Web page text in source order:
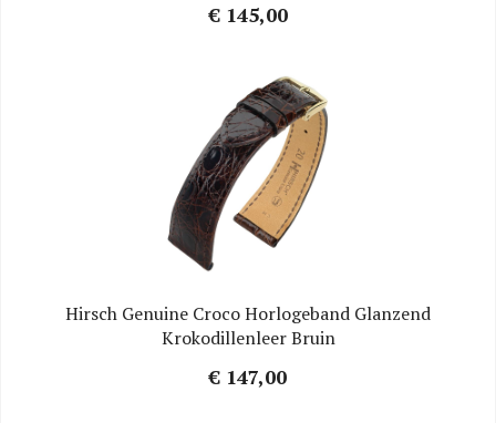
€ 145,00
Hirsch Genuine Croco Horlogeband Glanzend
Krokodillenleer Bruin
€ 147,00